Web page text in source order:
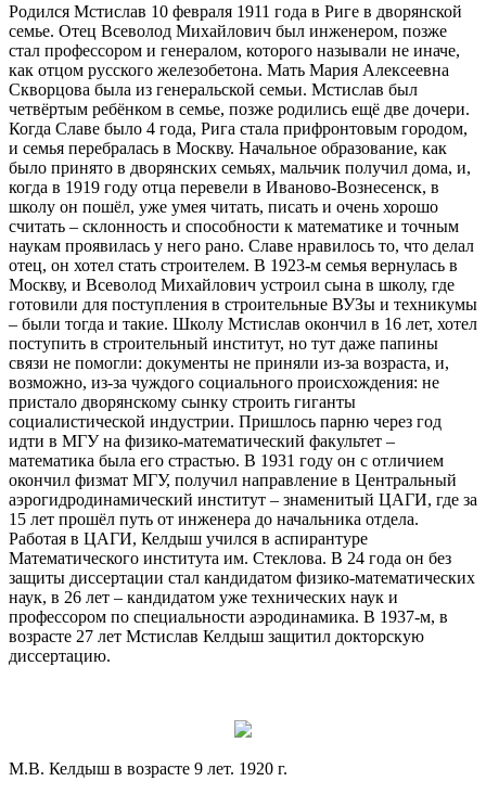
Родился Мстислав 10 февраля 1911 года в Риге в дворянской
семье. Отец Всеволод Михайлович был инженером, позже
стал профессором и генералом, которого называли не иначе,
как отцом русского железобетона. Мать Мария Алексеевна
Скворцова была из генеральской семьи. Мстислав был
четвёртым ребёнком в семье, позже родились ещё две дочери.
Когда Славе было 4 года, Рига стала прифронтовым городом,
и семья перебралась в Москву. Начальное образование, как
было принято в дворянских семьях, мальчик получил дома, и,
когда в 1919 году отца перевели в Иваново-Вознесенск, в
школу он пошёл, уже умея читать, писать и очень хорошо
считать – склонность и способности к математике и точным
наукам проявилась у него рано. Славе нравилось то, что делал
отец, он хотел стать строителем. В 1923-м семья вернулась в
Москву, и Всеволод Михайлович устроил сына в школу, где
готовили для поступления в строительные ВУЗы и техникумы
– были тогда и такие. Школу Мстислав окончил в 16 лет, хотел
поступить в строительный институт, но тут даже папины
связи не помогли: документы не приняли из-за возраста, и,
возможно, из-за чуждого социального происхождения: не
пристало дворянскому сынку строить гиганты
социалистической индустрии. Пришлось парню через год
идти в МГУ на физико-математический факультет –
математика была его страстью. В 1931 году он с отличием
окончил физмат МГУ, получил направление в Центральный
аэрогидродинамический институт – знаменитый ЦАГИ, где за
15 лет прошёл путь от инженера до начальника отдела.
Работая в ЦАГИ, Келдыш учился в аспирантуре
Математического института им. Стеклова. В 24 года он без
защиты диссертации стал кандидатом физико-математических
наук, в 26 лет – кандидатом уже технических наук и
профессором по специальности аэродинамика. В 1937-м, в
возрасте 27 лет Мстислав Келдыш защитил докторскую
диссертацию.
М.В. Келдыш в возрасте 9 лет. 1920 г.